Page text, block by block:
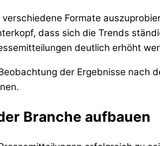
verschiedene Formate
dass sich die Trends
deutlich erhöht
der Ergebnisse nach
Branche aufbauen